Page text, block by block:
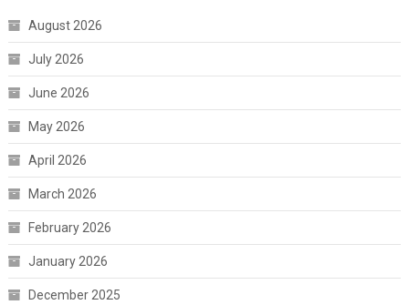
August 2026
July 2026
June 2026
May 2026
April 2026
March 2026
February 2026
January 2026
December 2025